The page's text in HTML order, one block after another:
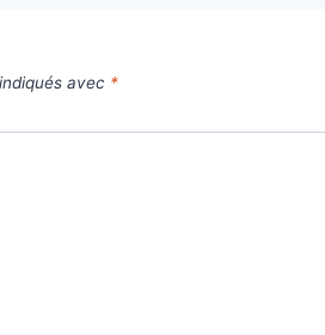
avec *